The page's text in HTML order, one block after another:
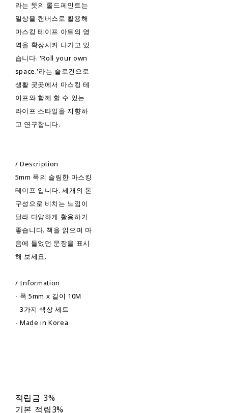
라는 뜻의 롤드페인트는
일상을 캔버스로 활용해
마스킹 테이프 아트의 영
역을 확장시켜 나가고 있
습니다. 'Roll your own
space.'라는 슬로건으로
생활 곳곳에서 마스킹 테
이프와 함께 할 수 있는
라이프 스타일을 지향하
고 연구합니다.
/ Description
5mm 폭의 슬림한 마스킹
테이프 입니다. 세개의 톤
구성으로 비치는 느낌이
달라 다양하게 활용하기
좋습니다. 책을 읽으며 마
음에 들었던 문장을 표시
해 보세요.
/ Information
- 폭 5mm x 길이 10M
- 3가지 색상 세트
- Made in Korea
적립금 3%
기본 적립3%